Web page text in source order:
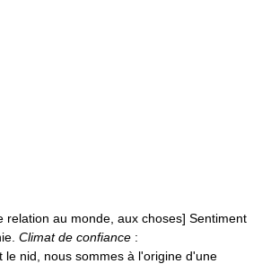
relation au monde, aux choses] Sentiment
Climat de confiance :
le nid, nous sommes à l'origine d'une